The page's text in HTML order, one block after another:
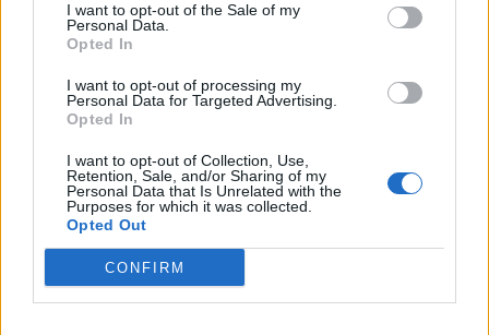
I want to opt-out of the Sale of my
Personal Data.
Opted In
I want to opt-out of processing my
Personal Data for Targeted Advertising.
Opted In
I want to opt-out of Collection, Use,
Retention, Sale, and/or Sharing of my
Personal Data that Is Unrelated with the
Purposes for which it was collected.
Opted Out
CONFIRM
ΣΧΕΤΙΚA AΡΘΡΑ
Μηχανολογικό: 4.700 νέα οχήματα στο Ηράκλειο -
οχήματα στο Ηράκλειο - Σάββατο
στο γραφείο για να μην
περιμένουν οι πολίτες
Επικίνδυνο “κοκτέιλ” μελτεμιών και ζέστης το
ΚΡΗΤΗ
Επικίνδυνο “κοκτέιλ” μελτεμιών
Επικίνδυνο “κοκτέιλ” μελτεμιών